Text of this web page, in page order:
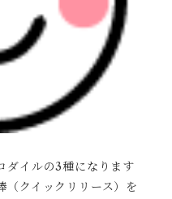
ダイルの3種になります
（クイックリリース）を